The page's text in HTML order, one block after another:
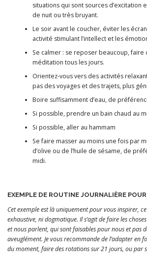
situations qui sont sources d’excitation
de nuit ou très bruyant.
Le soir avant le coucher, éviter les
activité stimulant l’intellect et les
Se calmer : se reposer beaucoup, faire
méditation tous les jours.
Orientez-vous vers des activités
pas des voyages et des trajets, plus
Boire suffisamment d’eau, de
Si possible, prendre un bain chaud au
Si possible, aller au hammam
Se faire masser au moins une fois par
d’olive ou de l’huile de sésame, de
midi.
EXEMPLE DE ROUTINE JOURNALIÈRE
Cet exemple est là uniquement pour vous inspirer, ce
exhaustive, ni dogmatique. Il s’agit de faire les
et nous parlent, qui sont faisables pour nous et pas
aveuglément. Je vous recommande de l’adapter en
du moment, faire des rotations sur 21 jours, ou par